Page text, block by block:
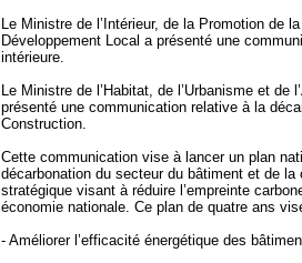
Le Ministre de l’Intérieur, de la Promotion de
Développement Local a présenté une
intérieure.
Le Ministre de l’Habitat, de l’Urbanisme et de
présenté une communication relative à la
Construction.
Cette communication vise à lancer un plan
décarbonation du secteur du bâtiment et de
stratégique visant à réduire l’empreinte
économie nationale. Ce plan de quatre ans
‐ Améliorer l’efficacité énergétique des